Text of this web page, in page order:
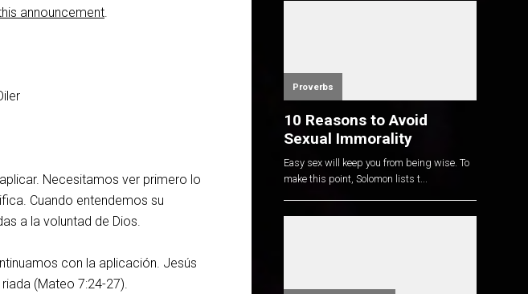
announcement.
Necesitamos ver primero lo
Cuando entendemos su
a la voluntad de Dios.
con la aplicación. Jesús
(Mateo 7:24-27).
Proverbs
10 Reasons to Avoid
Sexual Immorality
Easy sex will keep you from being wise. To
make this point, Solomon lists t...